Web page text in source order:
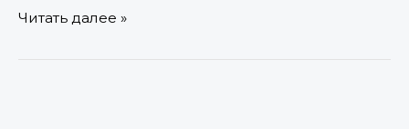
Читать далее »